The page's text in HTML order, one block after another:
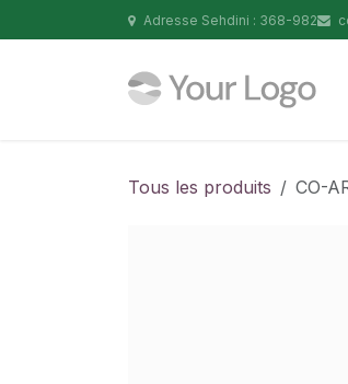
Se rendre au contenuAdresse Sehdini : 368-982
Tous les produits CO-